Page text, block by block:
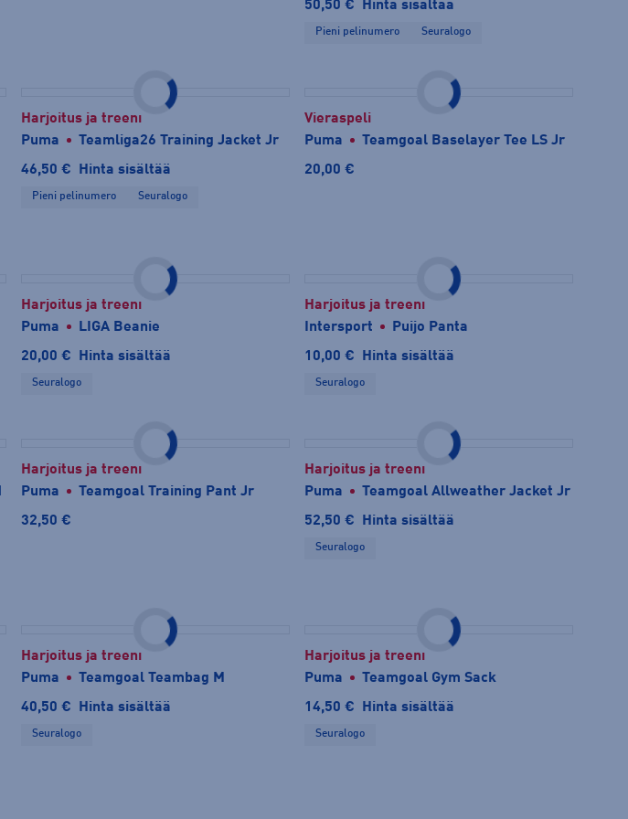
50,50 €
Hinta sisältää
Pieni pelinumero Seuralogo
Harjoitus ja treeni
Puma
Teamliga26 Training Jacket Jr
46,50 €
Hinta sisältää
Pieni pelinumero Seuralogo
Vieraspeli
Puma
Teamgoal Baselayer Tee LS Jr
20,00 €
Harjoitus ja treeni
Puma
LIGA Beanie
20,00 €
Hinta sisältää
Seuralogo
Harjoitus ja treeni
Intersport
Puijo Panta
10,00 €
Hinta sisältää
Seuralogo
Harjoitus ja treeni
Puma
Teamgoal Training Pant Jr
32,50 €
Harjoitus ja treeni
Puma
Teamgoal Allweather Jacket Jr
52,50 €
Hinta sisältää
Seuralogo
Harjoitus ja treeni
Puma
Teamgoal Teambag M
40,50 €
Hinta sisältää
Seuralogo
Harjoitus ja treeni
Puma
Teamgoal Gym Sack
14,50 €
Hinta sisältää
Seuralogo